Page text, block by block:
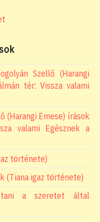
Szellő (Harangi
tér: Vissza valami
(Harangi Emese) írások
valami Egésznek a
története)
(Tiana igaz története)
a szeretet által